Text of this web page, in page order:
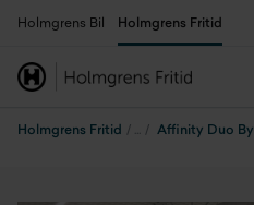
Holmgrens Bil Holmgrens Fritid
Holmgrens Fritid Affinity Duo By